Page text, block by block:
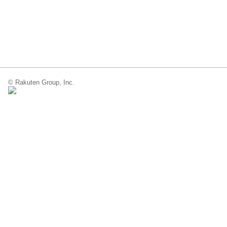
© Rakuten Group, Inc.